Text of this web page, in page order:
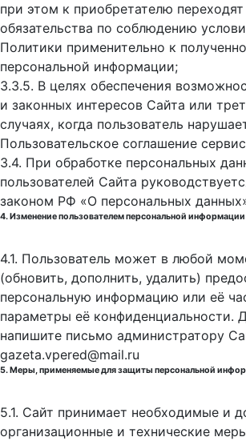
при этом к приобретателю переходят
обязательства по соблюдению
Политики применительно к
персональной информации;
3.3.5. В целях обеспечения
и законных интересов Сайта или
случаях, когда пользователь
Пользовательское соглашение
3.4. При обработке персональных
пользователей Сайта
законом РФ «О персональных
4. Изменение пользователем персональной информации
4.1. Пользователь может в любой
(обновить, дополнить, удалить)
персональную информацию или её
параметры её конфиденциальности.
напишите письмо администратору
gazeta.vpered@mail.ru
5. Меры, применяемые для защиты персональной
5.1. Сайт принимает необходимые и
организационные и технические